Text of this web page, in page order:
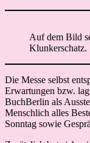
Auf dem Bild
Klunkerschatz.
Die Messe selbst
Erwartungen bzw.
BuchBerlin als
Menschlich alles
Sonntag sowie